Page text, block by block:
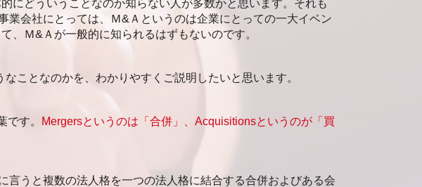
ィング
企業価値評価
企業価値評価 自己株式
にどういうことなのか知らない人が多数かと思います。それも
会社にとっては、Ｍ&Ａというのは企業にとっての一大イベン
、Ｍ&Ａが一般的に知られるはずもないのです。
ことなのかを、わかりやすくご説明したいと思います。
です。
Mergersというのは「合併」、Acquisitionsというのが「買
うと複数の法人格を一つの法人格に結合する合併およびある会